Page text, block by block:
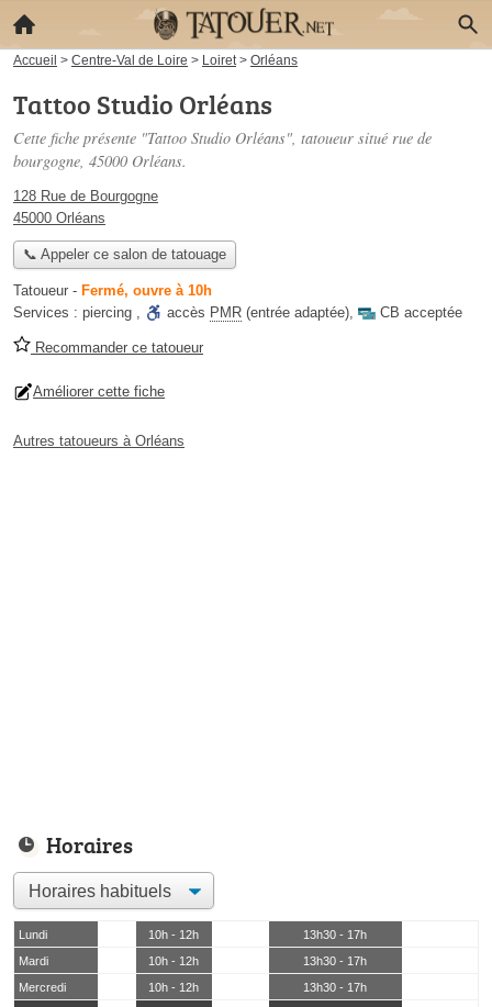
Accueil > Centre-Val de Loire > Loiret > Orléans
Tattoo Studio Orléans
Cette fiche présente "Tattoo Studio Orléans", tatoueur situé rue de
bourgogne, 45000 Orléans.
128 Rue de Bourgogne
45000 Orléans
📞 Appeler ce salon de tatouage
Tatoueur - Fermé, ouvre à 10h
Services : piercing , accès PMR (entrée adaptée), CB acceptée
Recommander ce tatoueur
Améliorer cette fiche
Autres tatoueurs à Orléans
Horaires
Lundi 10h - 12h
13h30 - 17h
Mardi
10h - 12h
13h30 - 17h
Mercredi
10h - 12h
13h30 - 17h